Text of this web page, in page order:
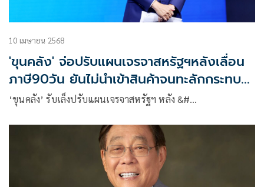
10 เมษายน 2568
'ขุนคลัง' จ่อปรับแผนเจรจาสหรัฐฯหลังเลื่อน
ภาษี90วัน ยันไม่นำเข้าสินค้าจนทะลักกระทบ
เกษตรกรแน่นอน
‘ขุนคลัง’ รับเล็งปรับแผนเจรจาสหรัฐฯ หลัง &#…